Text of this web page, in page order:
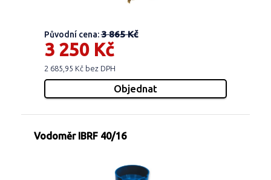
Původní cena:3 865 Kč
3 250 Kč
2 685,95 Kč bez DPH
Vodoměr IBRF 40/16